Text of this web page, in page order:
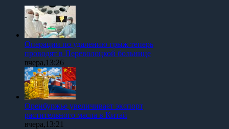
Операции по удалению грыж теперь
проводят в Переволоцкой больнице
вчера,13:26
Оренбуржье увеличивает экспорт
растительного масла в Китай
вчера,13:21